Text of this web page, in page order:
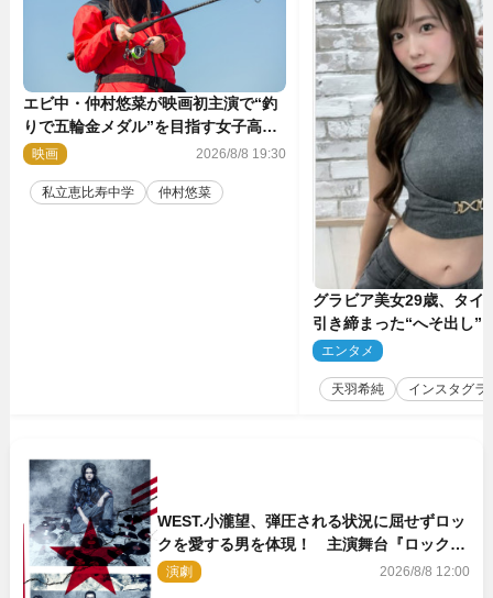
エビ中・仲村悠菜が映画初主演で“釣
りで五輪金メダル”を目指す女子高生
に！ 映画『つりこまち』今秋公開
映画 2026/8/8 19:30
私立恵比寿中学 仲村悠菜
グラビア美女29歳、タイ
引き締まった“へそ出し”
「可愛い過ぎる」
エンタメ
天羽希純 インスタグラ
WEST.小瀧望、弾圧される状況に屈せずロッ
クを愛する男を体現！ 主演舞台『ロックン
ロール』ビジュアル解禁
演劇 2026/8/8 12:00